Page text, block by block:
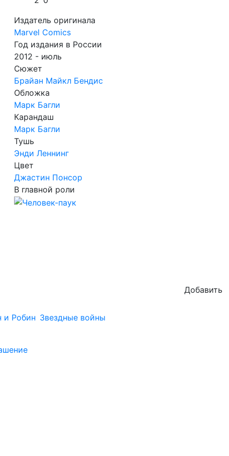
Издатель оригинала
Marvel Comics
Год издания в России
2012 - июль
Сюжет
Брайан Майкл Бендис
Обложка
Марк Багли
Карандаш
Марк Багли
Тушь
Энди Леннинг
Цвет
Джастин Понсор
В главной роли
Добавить
и Робин Звездные войны